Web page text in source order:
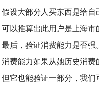
假设大部分人买东西是给
可以推算出此用户是上海市
最后，验证消费能力是否强。
消费能力如果从她历史消费
但它也能验证一部分，我